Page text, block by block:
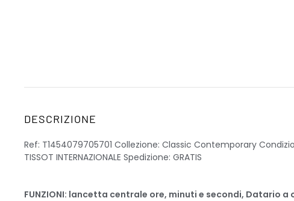
DESCRIZIONE
Ref: T1454079705701 Collezione: Classic Contemporary
TISSOT INTERNAZIONALE Spedizione: GRATIS
FUNZIONI: lancetta centrale ore, minuti e secondi, Datario a